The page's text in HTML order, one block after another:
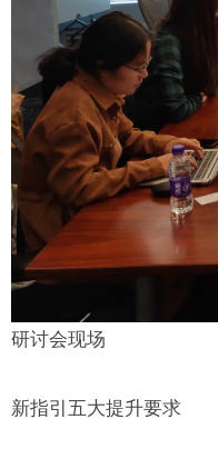
研讨会现场
新指引五大提升要求